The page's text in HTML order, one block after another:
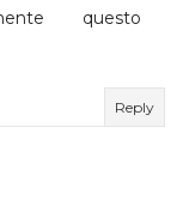
questo
Reply